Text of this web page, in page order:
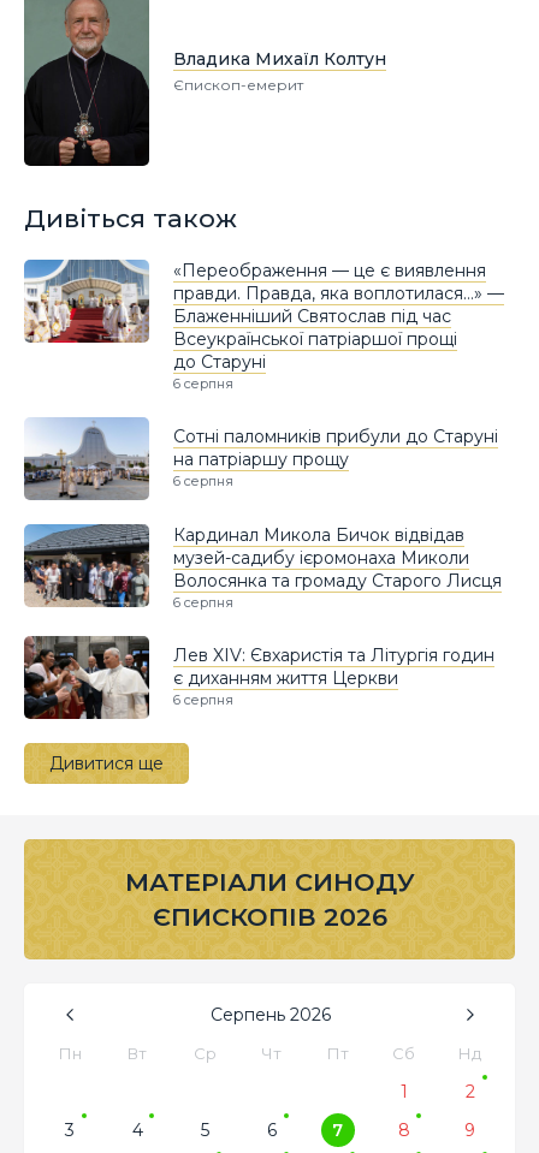
Владика Михаїл Колтун
Єпископ-емерит
Дивіться також
«Переображення — це є виявлення
правди. Правда, яка воплотилася…» —
Блаженніший Святослав під час
Всеукраїнської патріаршої прощі
до Старуні
6 серпня
Сотні паломників прибули до Старуні
на патріаршу прощу
6 серпня
Кардинал Микола Бичок відвідав
музей-садибу ієромонаха Миколи
Волосянка та громаду Старого Лисця
6 серпня
Лев XIV: Євхаристія та Літургія годин
є диханням життя Церкви
6 серпня
Дивитися ще
МАТЕРІАЛИ СИНОДУ
ЄПИСКОПІВ 2026
Серпень 2026
Пн Вт Ср Чт Пт Сб Нд
1
2
3
4 5 6 7 8
9